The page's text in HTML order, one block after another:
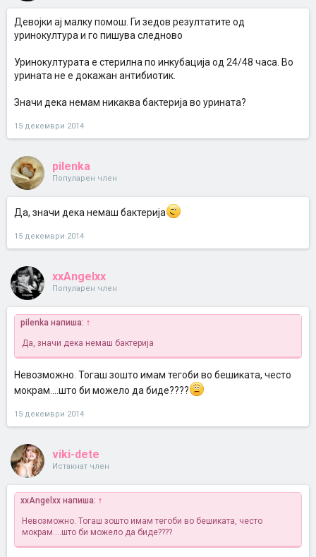
Девојки ај малку помош. Ги зедов резултатите од
уринокултура и го пишува следново
Уринокултурата е стерилна по инкубација од 24/48 часа. Во
урината не е докажан антибиотик.
Значи дека немам никаква бактерија во урината?
15 декември 2014
pilenka
Популарен член
Да, значи дека немаш бактерија
15 декември 2014
xxAngelxx
Популарен член
pilenka напиша: ↑
Да, значи дека немаш бактерија
Невозможно. Тогаш зошто имам тегоби во бешиката, често
мокрам....што би можело да биде????
15 декември 2014
viki-dete
Истакнат член
xxAngelxx напиша: ↑
Невозможно. Тогаш зошто имам тегоби во бешиката, често
мокрам....што би можело да биде????